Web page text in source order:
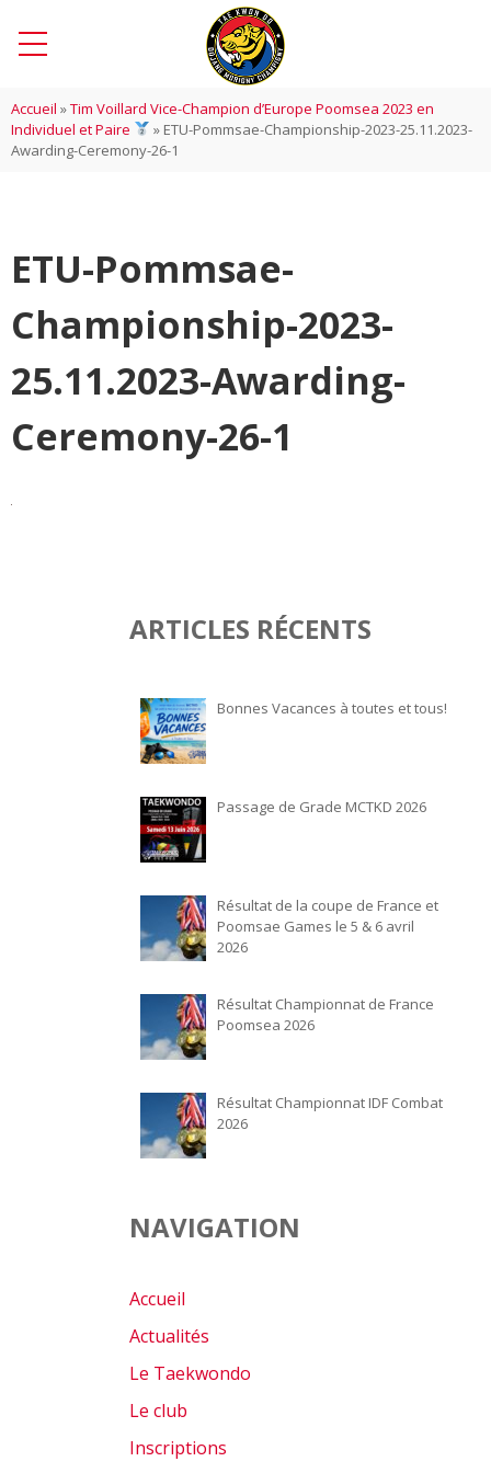
Accueil »Tim Voillard Vice-Champion d’Europe Poomsea 2023 en
Individuel et Paire
» ETU-Pommsae-Championship-2023-25.11.2023-
Awarding-Ceremony-26-1
ETU-Pommsae-
Championship-2023-
25.11.2023-Awarding-
Ceremony-26-1
ARTICLES RÉCENTS
Bonnes Vacances à toutes et tous!
Passage de Grade MCTKD 2026
Résultat de la coupe de France et
Poomsae Games le 5 & 6 avril
2026
Résultat Championnat de France
Poomsea 2026
Résultat Championnat IDF Combat
2026
NAVIGATION
Accueil
Actualités
Le Taekwondo
Le club
Inscriptions